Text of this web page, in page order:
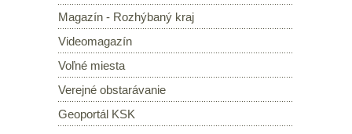
Magazín - Rozhýbaný kraj
Videomagazín
Voľné miesta
Verejné obstarávanie
Geoportál KSK